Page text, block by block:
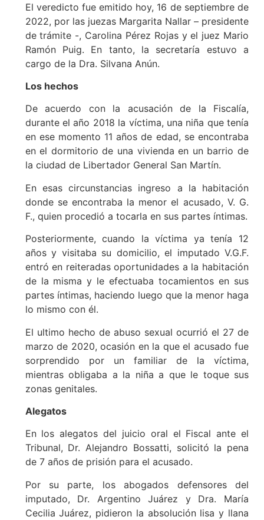
El veredicto fue emitido hoy, 16 de septiembre de
2022, por las juezas Margarita Nallar – presidente
de trámite -, Carolina Pérez Rojas y el juez Mario
Ramón Puig. En tanto, la secretaría estuvo a
cargo de la Dra. Silvana Anún.
Los hechos
De acuerdo con la acusación de la Fiscalía,
durante el año 2018 la víctima, una niña que tenía
en ese momento 11 años de edad, se encontraba
en el dormitorio de una vivienda en un barrio de
la ciudad de Libertador General San Martín.
En esas circunstancias ingreso a la habitación
donde se encontraba la menor el acusado, V. G.
F., quien procedió a tocarla en sus partes íntimas.
Posteriormente, cuando la víctima ya tenía 12
años y visitaba su domicilio, el imputado V.G.F.
entró en reiteradas oportunidades a la habitación
de la misma y le efectuaba tocamientos en sus
partes íntimas, haciendo luego que la menor haga
lo mismo con él.
El ultimo hecho de abuso sexual ocurrió el 27 de
marzo de 2020, ocasión en la que el acusado fue
sorprendido por un familiar de la víctima,
mientras obligaba a la niña a que le toque sus
zonas genitales.
Alegatos
En los alegatos del juicio oral el Fiscal ante el
Tribunal, Dr. Alejandro Bossatti, solicitó la pena
de 7 años de prisión para el acusado.
Por su parte, los abogados defensores del
imputado, Dr. Argentino Juárez y Dra. María
Cecilia Juárez, pidieron la absolución lisa y llana